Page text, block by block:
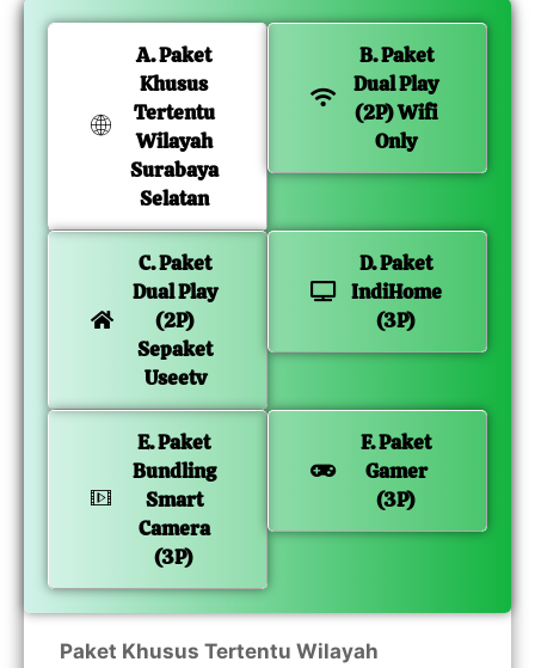
A. Paket
Khusus
Tertentu
Wilayah
Surabaya
Selatan
B. Paket
Dual Play
(2P) Wifi
Only
C. Paket
Dual Play
(2P)
Sepaket
Useetv
D. Paket
IndiHome
(3P)
E. Paket
Bundling
Smart
Camera
(3P)
F. Paket
Gamer
(3P)
Paket Khusus Tertentu Wilayah